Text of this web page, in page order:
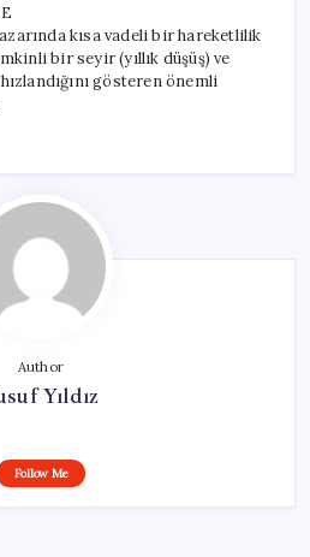
kısa vadeli bir hareketlilik
bir seyir (yıllık düşüş) ve
gösteren önemli
Author
Yıldız
Follow Me